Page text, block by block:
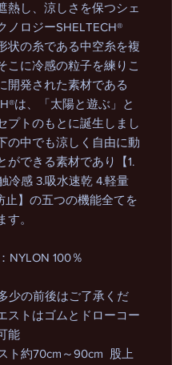
熱し、涼しさを保つシェ
ノロジーSHELTECH®
状の糸である中空糸を複
こに冷感の粒子を練りこ
開発された素材である
は、「太陽と遊ぶ」と
プトのもとに誕生しまし
の中でも涼しく自由に動
ができる素材であり【1.
冷感 3.吸水速乾 4.軽量
止】の五つの機能全てを
す。
NYLON 100％
の前後はご了承くだ
ストはゴムとドローコー
能
ト約70cm～90cm 股上